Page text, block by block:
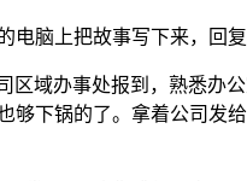
电脑上把故事写下来，回
区域办事处报到，熟悉
够下锅的了。拿着公司发